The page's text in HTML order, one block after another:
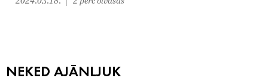
NEKED AJÁNLJUK